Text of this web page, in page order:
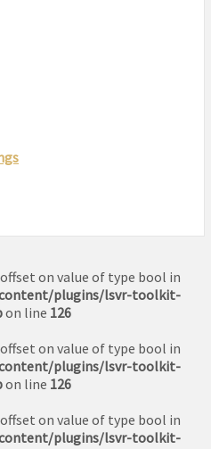
on value of type bool in
plugins/lsvr-toolkit-
on line 126
on value of type bool in
plugins/lsvr-toolkit-
on line 126
on value of type bool in
plugins/lsvr-toolkit-